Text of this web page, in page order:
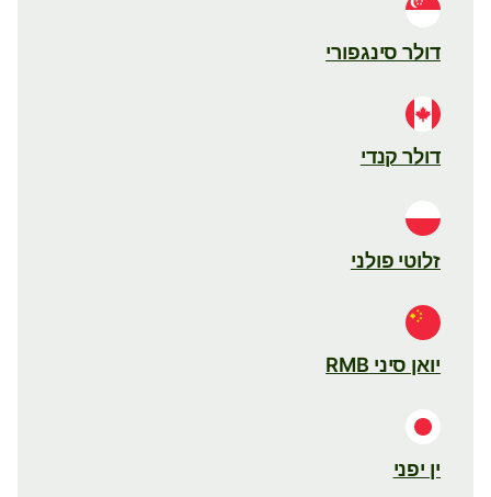
דולר סינגפורי
דולר קנדי
זלוטי פולני
יואן סיני RMB
ין יפני